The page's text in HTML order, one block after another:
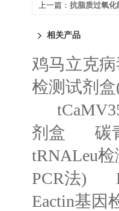
上一篇： 抗脂质过氧
相关产品
鸡马立克
检测试剂
剂盒
碳
tRNALeu
PCR法)
Eactin基因